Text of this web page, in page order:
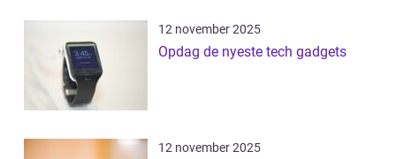
12 november 2025
Opdag de nyeste tech gadgets
12 november 2025